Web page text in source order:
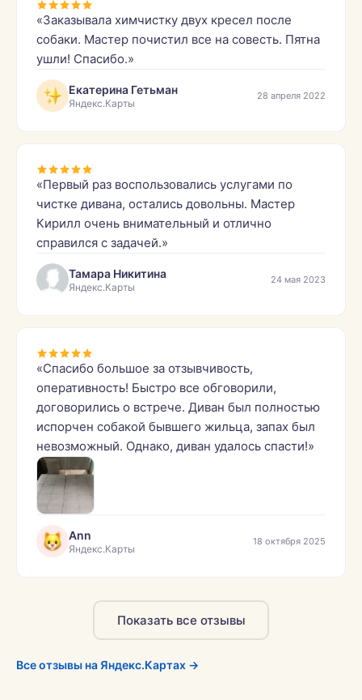
«Заказывала химчистку двух кресел после
собаки. Мастер почистил все на совесть. Пятна
ушли! Спасибо.»
Екатерина Гетьман
Яндекс.Карты
28 апреля 2022
«Первый раз воспользовались услугами по
чистке дивана, остались довольны. Мастер
Кирилл очень внимательный и отлично
справился с задачей.»
Тамара Никитина
Яндекс.Карты
24 мая 2023
«Спасибо большое за отзывчивость,
оперативность! Быстро все обговорили,
договорились о встрече. Диван был полностью
испорчен собакой бывшего жильца, запах был
невозможный. Однако, диван удалось спасти!»
Ann
Яндекс.Карты
18 октября 2025
Показать все отзывы
Все отзывы на Яндекс.Картах →